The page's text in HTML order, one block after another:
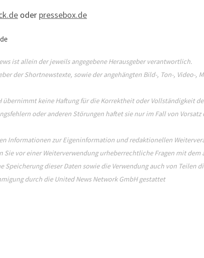
oder pressebox.de
ist allein der jeweils angegebene Herausgeber verantwortlich.
der Shortnewstexte, sowie der angehängten Bild-, Ton-, Video-,
übernimmt keine Haftung für die Korrektheit oder Vollständigkeit
oder anderen Störungen haftet sie nur im Fall von Vorsatz
Informationen zur Eigeninformation und redaktionellen
Sie vor einer Weiterverwendung urheberrechtliche Fragen mit dem
Speicherung dieser Daten sowie die Verwendung auch von Teilen
durch die United News Network GmbH gestattet